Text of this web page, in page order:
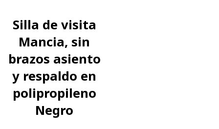
Silla de visita
Mancia, sin
brazos asiento
y respaldo en
polipropileno
Negro